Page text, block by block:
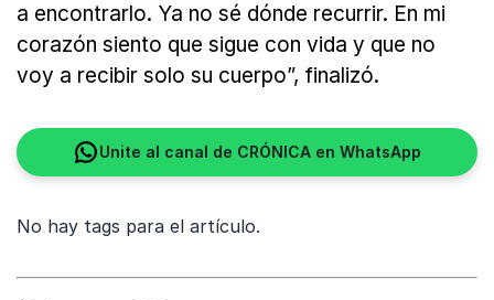
a encontrarlo. Ya no sé dónde recurrir. En mi
corazón siento que sigue con vida y que no
voy a recibir solo su cuerpo”, finalizó.
Unite al canal de CRÓNICA en WhatsApp
No hay tags para el artículo.